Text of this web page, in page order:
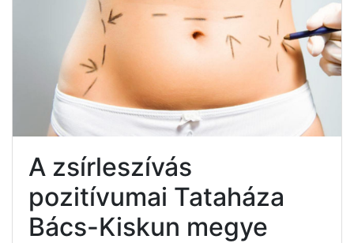
A zsírleszívás
pozitívumai Tataháza
Bács-Kiskun megye